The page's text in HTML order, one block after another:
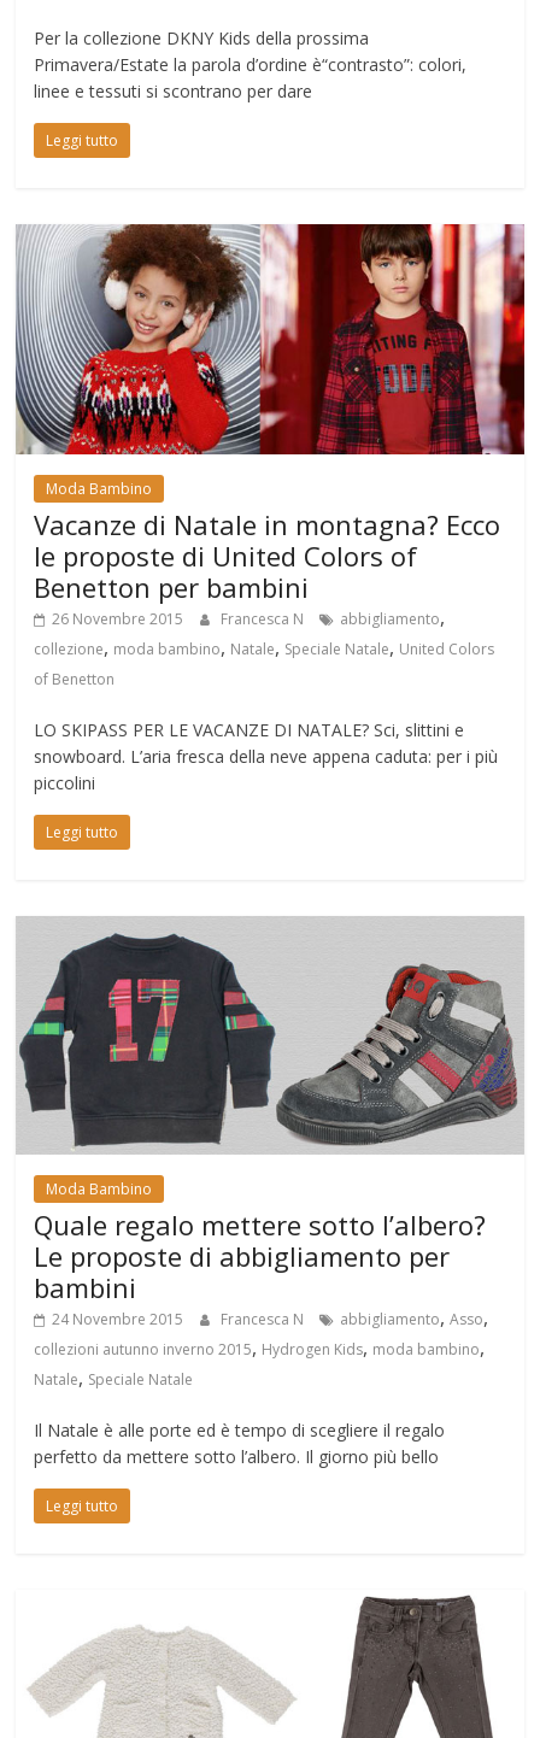
Per la collezione DKNY Kids della prossima
Primavera/Estate la parola d’ordine è“contrasto”: colori,
linee e tessuti si scontrano per dare
Leggi tutto
Moda Bambino
Vacanze di Natale in montagna? Ecco
le proposte di United Colors of
Benetton per bambini
26 Novembre 2015 Francesca N abbigliamento,
collezione, moda bambino, Natale, Speciale Natale, United Colors
of Benetton
LO SKIPASS PER LE VACANZE DI NATALE? Sci, slittini e
snowboard. L’aria fresca della neve appena caduta: per i più
piccolini
Leggi tutto
Moda Bambino
Quale regalo mettere sotto l’albero?
Le proposte di abbigliamento per
bambini
24 Novembre 2015 Francesca N abbigliamento,Asso,
collezioni autunno inverno 2015, Hydrogen Kids, moda bambino,
Natale, Speciale Natale
Il Natale è alle porte ed è tempo di scegliere il regalo
perfetto da mettere sotto l’albero. Il giorno più bello
Leggi tutto